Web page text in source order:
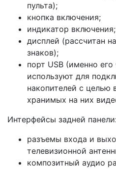
пульта);
кнопка включения;
индикатор включения;
дисплей (рассчитан
знаков);
порт USB (именно
используют для
накопителей с целью
хранимых на них
Интерфейсы задней
разъемы входа и
телевизионной
композитный аудио